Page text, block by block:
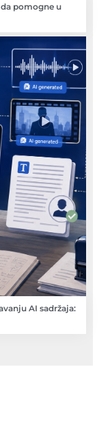
da pomogne u
AI sadržaja: